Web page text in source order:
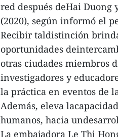
red después deHai Duong
(2020), según informó el
Recibir taldistinción
oportunidades
otras ciudades miembros
investigadores y
la práctica en eventos de
Además, eleva
humanos, hacia
La embajadora Le Thi